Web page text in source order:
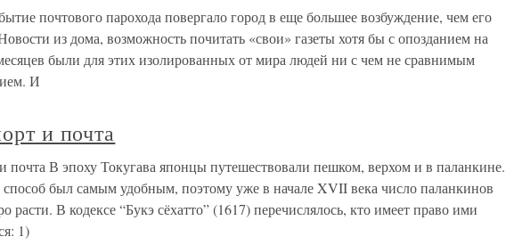
почтового парохода повергало город в еще большее возбуждение, чем его
из дома, возможность почитать «свои» газеты хотя бы с опозданием на
были для этих изолированных от мира людей ни с чем не сравнимым
И
и почта
почта В эпоху Токугава японцы путешествовали пешком, верхом и в паланкине.
был самым удобным, поэтому уже в начале XVII века число паланкинов
расти. В кодексе “Букэ сёхатто” (1617) перечислялось, кто имеет право ими
1)